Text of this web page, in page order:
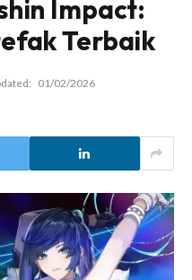
Impact:
Terbaik
01/02/2026